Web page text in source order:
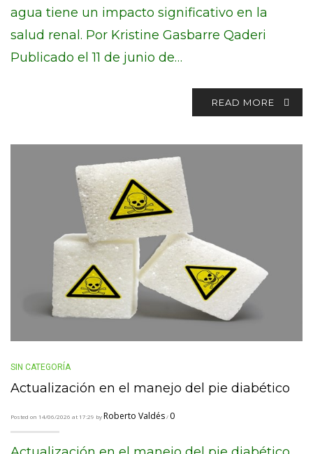
agua tiene un impacto significativo en la
salud renal. Por Kristine Gasbarre Qaderi
Publicado el 11 de junio de…
READ MORE
SIN CATEGORÍA
Actualización en el manejo del pie diabético
Posted on 14/06/2026 at 17:29 byRoberto Valdés/ 0